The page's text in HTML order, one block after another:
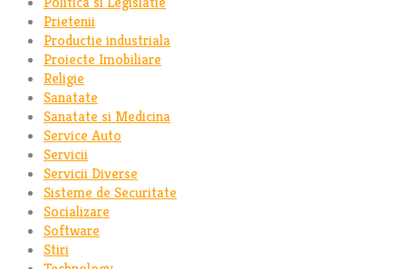
Prietenii
Productie industriala
Proiecte Imobiliare
Religie
Sanatate
Sanatate si Medicina
Service Auto
Servicii
Servicii Diverse
Sisteme de Securitate
Socializare
Software
Stiri